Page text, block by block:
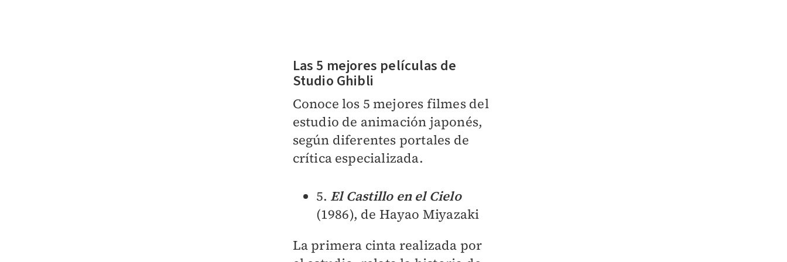
Las 5 mejores películas de
Studio Ghibli
Conoce los 5 mejores filmes del
estudio de animación japonés,
según diferentes portales de
crítica especializada.
​5. El Castillo en el Cielo
(1986), de Hayao Miyazaki
La primera cinta realizada por